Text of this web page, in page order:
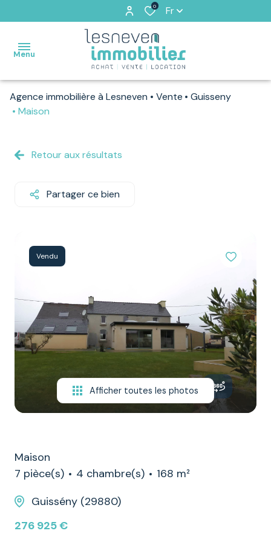
0 Fr
Menu
ACCUEIL
VENDUS
NOS
ESTIMATION
ÉQUIPE
CONTACT
Agence immobilière à Lesneven Vente
Guisseny
Maison
Retour aux résultats
Partager ce bien
Vendu
Afficher toutes les photos
Maison
7 pièce(s)
4 chambre(s)
168 m²
Guissény (29880)
276 925 €